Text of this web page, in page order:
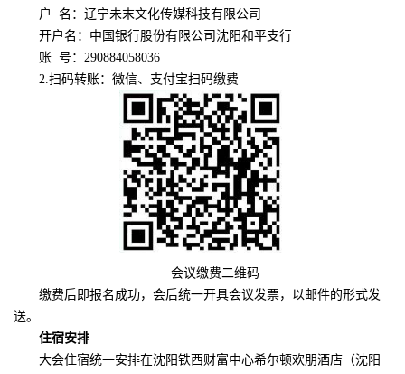
户
名：辽宁未末文化传媒科技有限公司
开户名：中国银行股份有限公司沈阳和平支行
账 号：290884058036
2.扫码转账：微信、支付宝扫码缴费
会议缴费二维码
缴费后即报名成功，会后统一开具会议发票，以邮件的形式发
送。
住宿安排
大会住宿统一安排在沈阳铁西财富中心希尔顿欢朋酒店（沈阳